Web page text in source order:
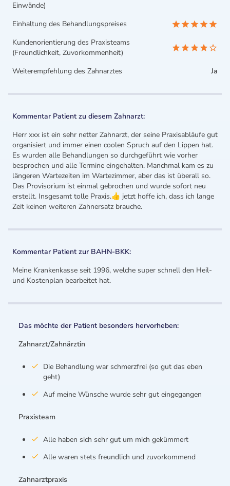
Einwände)
Einhaltung des Behandlungspreises
Kundenorientierung des Praxisteams
(Freundlichkeit, Zuvorkommenheit)
Weiterempfehlung des Zahnarztes
Ja
Kommentar Patient zu diesem Zahnarzt:
Herr xxx ist ein sehr netter Zahnarzt, der seine Praxisabläufe gut
organisiert und immer einen coolen Spruch auf den Lippen hat.
Es wurden alle Behandlungen so durchgeführt wie vorher
besprochen und alle Termine eingehalten. Manchmal kam es zu
längeren Wartezeiten im Wartezimmer, aber das ist überall so.
Das Provisorium ist einmal gebrochen und wurde sofort neu
erstellt. Insgesamt tolle Praxis.👍 jetzt hoffe ich, dass ich lange
Zeit keinen weiteren Zahnersatz brauche.
Kommentar Patient zur BAHN-BKK:
Meine Krankenkasse seit 1996, welche super schnell den Heil-
und Kostenplan bearbeitet hat.
Das möchte der Patient besonders hervorheben:
Zahnarzt/Zahnärztin
Die Behandlung war schmerzfrei (so gut das eben
geht)
Auf meine Wünsche wurde sehr gut eingegangen
Praxisteam
Alle haben sich sehr gut um mich gekümmert
Alle waren stets freundlich und zuvorkommend
Zahnarztpraxis